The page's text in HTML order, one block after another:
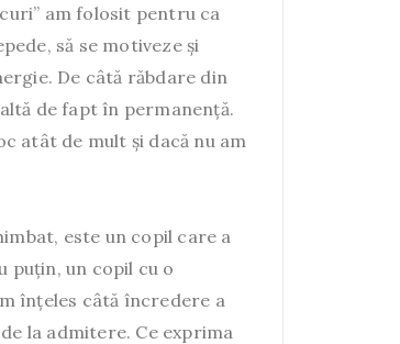
am folosit pentru ca
să se motiveze și
De câtă răbdare din
de fapt în permanență.
atât de mult și dacă nu am
este un copil care a
puțin, un copil cu o
înțeles câtă încredere a
la admitere. Ce exprima